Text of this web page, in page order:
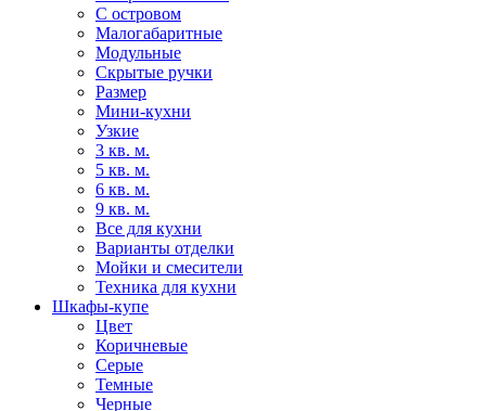
С островом
Малогабаритные
Модульные
Скрытые ручки
Размер
Мини-кухни
Узкие
3 кв. м.
5 кв. м.
6 кв. м.
9 кв. м.
Все для кухни
Варианты отделки
Мойки и смесители
Техника для кухни
Шкафы-купе
Цвет
Коричневые
Серые
Темные
Черные